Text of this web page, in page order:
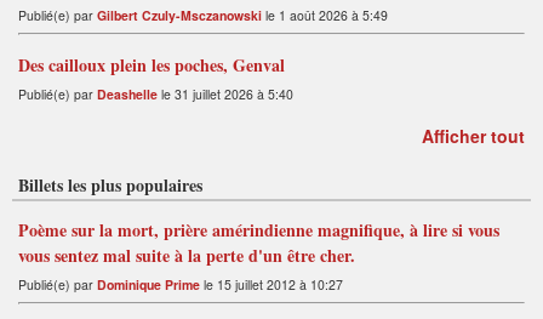
Publié(e) par Gilbert Czuly-Msczanowski le 1 août 2026 à 5:49
Des cailloux plein les poches, Genval
Publié(e) par Deashelle le 31 juillet 2026 à 5:40
Afficher tout
Billets les plus populaires
Poème sur la mort, prière amérindienne magnifique, à lire si vous
vous sentez mal suite à la perte d'un être cher.
Publié(e) par Dominique Prime le 15 juillet 2012 à 10:27